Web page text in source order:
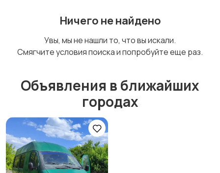
колесах
транспорт
Ничего не найдено
Увы, мы не нашли то, что вы искали.
Смягчите условия поиска и попробуйте еще раз.
Объявления в ближайших
городах